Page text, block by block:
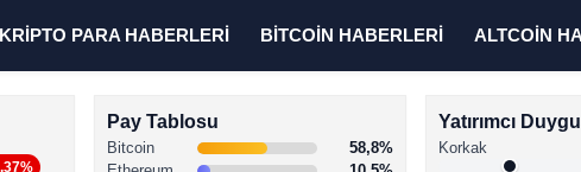
KRİPTO PARA HABERLERİ BİTCOİN HABERLERİ ALTCOİN
Pay Tablosu
Bitcoin
58,8%
Yatırımcı
Korkak